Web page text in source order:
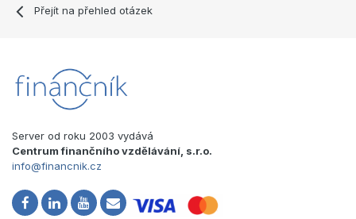
Přejít na přehled otázek
Server od roku 2003 vydává
Centrum finančního vzdělávání, s.r.o.
info@financnik.cz